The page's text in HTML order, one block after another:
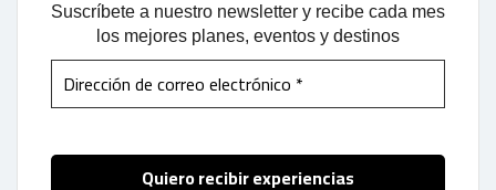
Suscríbete a nuestro newsletter y recibe cada mes
los mejores planes, eventos y destinos